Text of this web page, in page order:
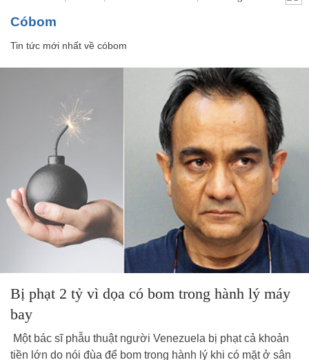
cóbom
Tin tức mới nhất về cóbom
Bị phạt 2 tỷ vì dọa có bom trong hành lý máy
bay
Một bác sĩ phẫu thuật người Venezuela bị phạt cả khoản
tiền lớn do nói đùa để bom trong hành lý khi có mặt ở sân